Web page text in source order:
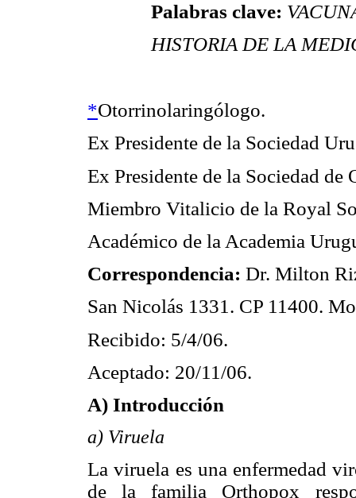
Palabras clave:
HISTORIA DE LA
*Otorrinolaringólogo.
Ex Presidente de la Sociedad
Ex Presidente de la Sociedad
Miembro Vitalicio de la Royal
Académico de la Academia
Correspondencia: Dr. Milton
San Nicolás 1331. CP 11400.
Recibido: 5/4/06.
Aceptado: 20/11/06.
A) Introducción
a) Viruela
La viruela es una enfermedad
de la familia Orthopox